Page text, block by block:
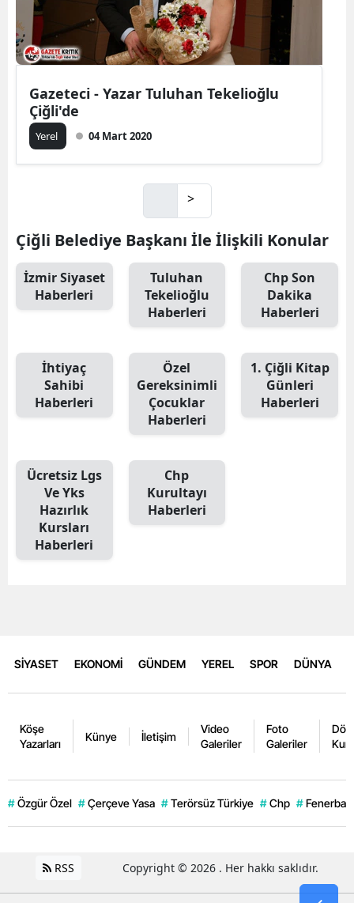
Gazeteci - Yazar Tuluhan Tekelioğlu
Çiğli'de
Yerel 04 Mart 2020
>
Çiğli Belediye Başkanı İle İlişkili Konular
İzmir Siyaset
Haberleri
Tuluhan
Tekelioğlu
Haberleri
Chp Son
Dakika
Haberleri
İhtiyaç
Sahibi
Haberleri
Özel
Gereksinimli
Çocuklar
Haberleri
1. Çiğli Kitap
Günleri
Haberleri
Ücretsiz Lgs
Ve Yks
Hazırlık
Kursları
Haberleri
Chp
Kurultayı
Haberleri
SİYASET EKONOMİ GÜNDEM YEREL SPOR DÜNYA
Köşe
Yazarları
Künye İletişim
Video
Galeriler
Foto
Galeriler
# Özgür Özel # Çerçeve Yasa # Terörsüz Türkiye # Chp #
RSS Copyright © 2026 . Her hakkı saklıdır.